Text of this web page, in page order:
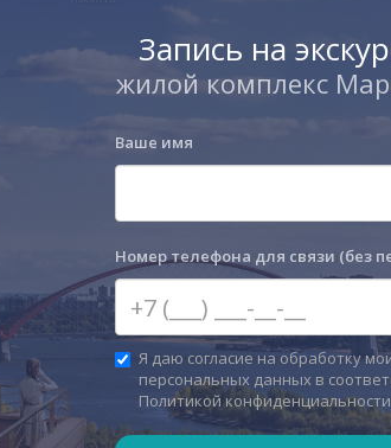
Запись на
жилой комплекс
Ваше имя
Номер телефона для связи (без
Я даю согласие на обработку
персональных данных в
Политикой конфиденциальности